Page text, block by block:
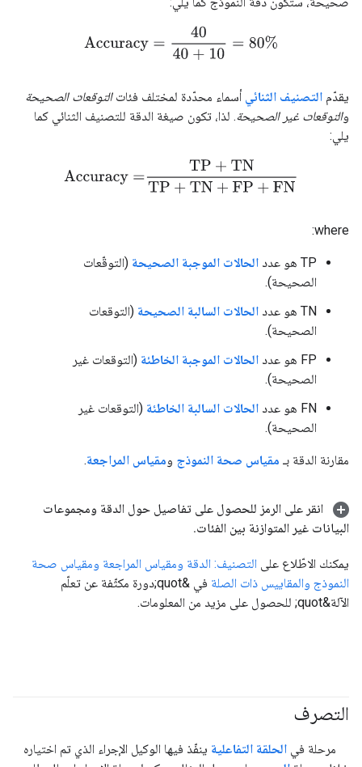
40 + 10
يقدّم التصنيف الثنائي أسماء محدّدة لمختلف فئاتالتوقعات الصحيحة
والتوقعات غير الصحيحة. لذا، تكون صيغة الدقة للتصنيف الثنائي كما
يلي:
TP+TN +FP+
where:
TP هو عدد الحالات الموجبة الصحيحة (التوقّعات
الصحيحة).
TN هو عدد
الحالات السالبة الصحيحة (التوقعات
الصحيحة).
FP هو عدد
الحالات الموجبة الخاطئة (التوقعات غير
الصحيحة).
FN هو عدد
الحالات السالبة الخاطئة (التوقعات غير
الصحيحة).
مقارنة الدقة بـ مقياس صحة النموذج ومقياس المراجعة.
انقر على الرمز للحصول على تفاصيل حول الدقة ومجموعات
البيانات غير المتوازنة بين الفئات.
يمكنك الاطّلاع على التصنيف: الدقة ومقياس المراجعة ومقياس صحة
النموذج والمقاييس ذات الصلة
في &quot;دورة مكثّفة عن تعلّم
الآلة&quot; للحصول على مزيد من المعلومات.
التصرف
مرحلة في الحلقة التفاعلية ينفّذ فيها الوكيل الإجراء الذي تم اختياره